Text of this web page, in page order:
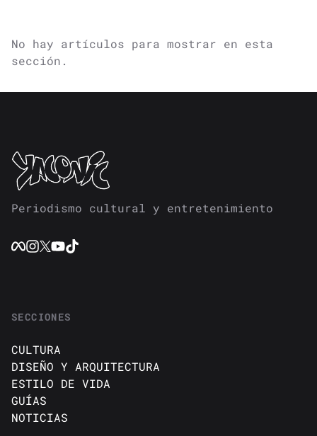
No hay artículos para mostrar en esta
sección.
Periodismo cultural y entretenimiento
SECCIONES
CULTURA
DISEÑO Y ARQUITECTURA
ESTILO DE VIDA
GUÍAS
NOTICIAS